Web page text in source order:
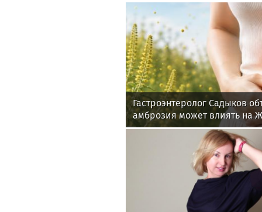
Гастроэнтеролог Садыков
амброзия может влиять на